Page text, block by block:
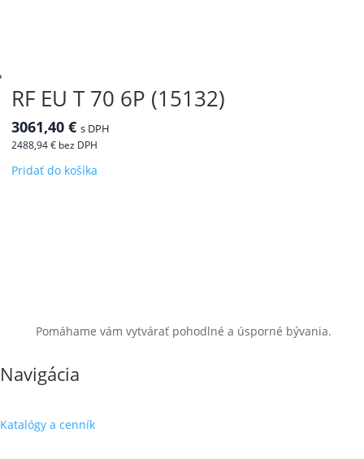
RF EU T 70 6P (15132)
3061,40 € s DPH
2488,94€ bez DPH
Pridať do košíka
Pomáhame vám vytvárať pohodlné a úsporné bývania.
Navigácia
Katalógy a cenník